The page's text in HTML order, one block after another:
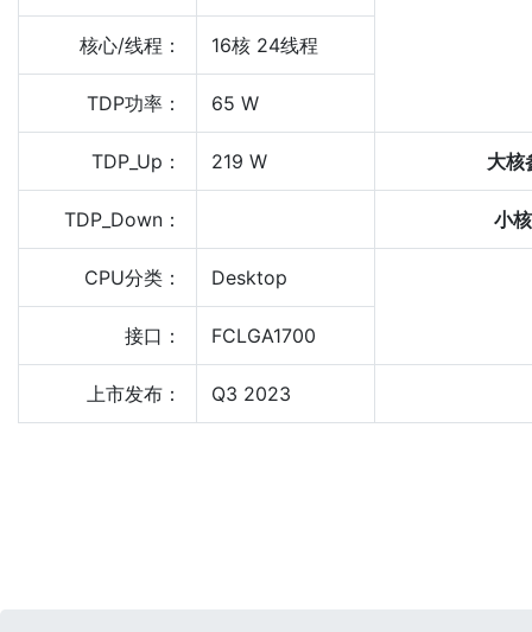
核心/线程： 16核 24线程
TDP功率： 65 W
TDP_Up： 219 W 大核
TDP_Down： 小
CPU分类： Desktop
接口： FCLGA1700
上市发布： Q3 2023